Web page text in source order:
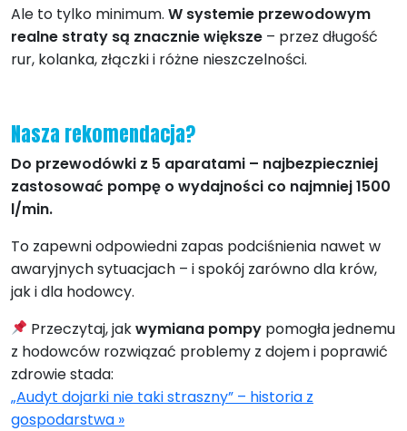
Ale to tylko minimum. W systemie przewodowym
realne straty są znacznie większe – przez długość
rur, kolanka, złączki i różne nieszczelności.
Nasza rekomendacja?
Do przewodówki z 5 aparatami – najbezpieczniej
zastosować pompę o wydajności co najmniej 1500
l/min.
To zapewni odpowiedni zapas podciśnienia nawet w
awaryjnych sytuacjach – i spokój zarówno dla krów,
jak i dla hodowcy.
Przeczytaj, jakwymiana pompy pomogła jednemu
z hodowców rozwiązać problemy z dojem i poprawić
zdrowie stada:
„Audyt dojarki nie taki straszny” – historia z
gospodarstwa »